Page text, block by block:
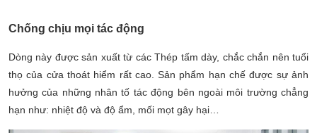
Chống chịu mọi tác động
Dòng này được sản xuất từ các Thép tấm dày, chắc chắn nên tuổi
thọ của cửa thoát hiểm rất cao. Sản phẩm hạn chế được sự ảnh
hưởng của những nhân tố tác động bên ngoài môi trường chẳng
hạn như: nhiệt độ và độ ẩm, mối mọt gây hại…